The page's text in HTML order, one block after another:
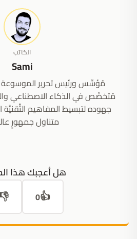
الكاتب
Sami
مُتخصِّص في الذكاء الاصطناعي
جهوده لتبسيط المفاهيم
متناول جمهورٍ
هل أعجبك هذا
👍
0